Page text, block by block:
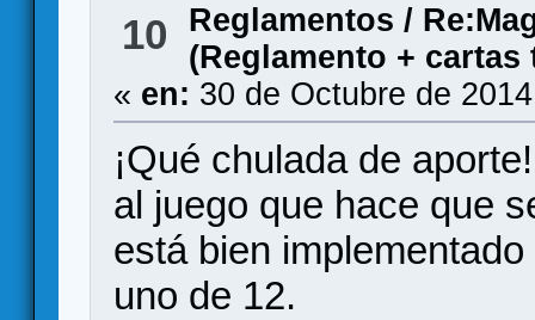
10 Reglamentos /
(Reglamento +
« en: 30 de Octubre de
¡Qué chulada de
al juego que hace que
está bien
uno de 12.